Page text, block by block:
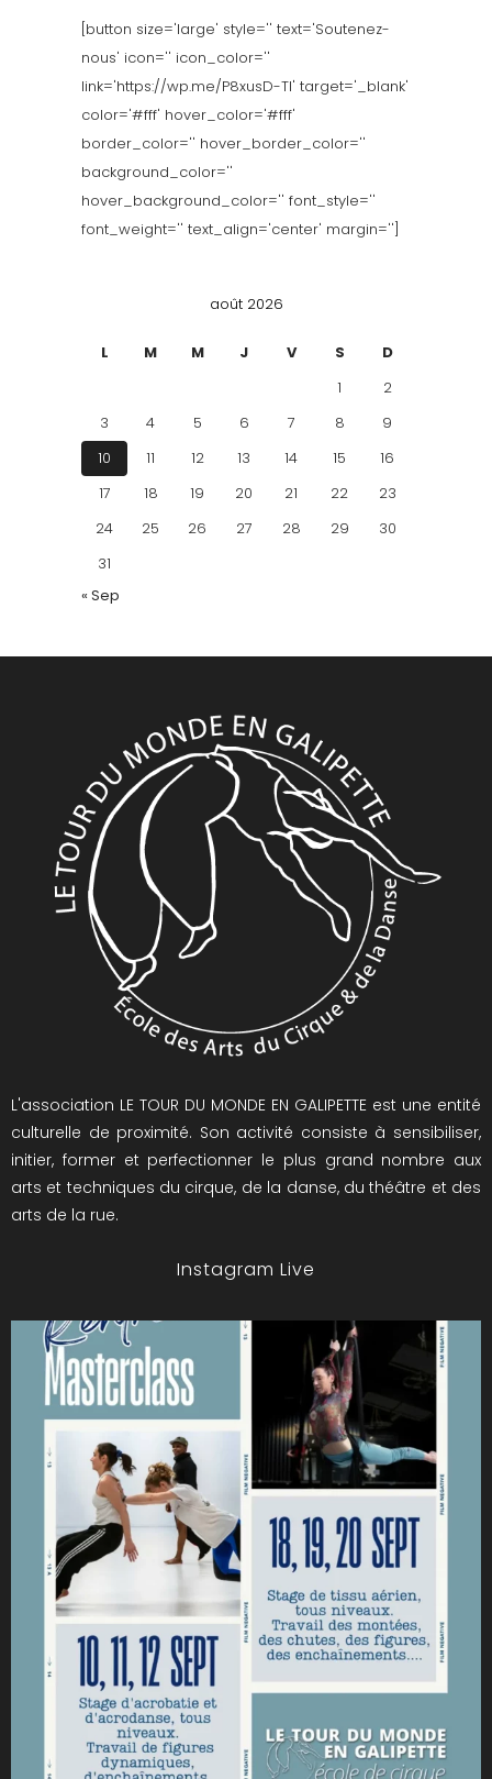
[button size='large' style='' text='Soutenez-
nous' icon='' icon_color=''
link='https://wp.me/P8xusD-TI' target='_blank'
color='#fff' hover_color='#fff'
border_color='' hover_border_color=''
background_color=''
hover_background_color='' font_style=''
font_weight='' text_align='center' margin='']
août 2026
L M M J V S
D
1
2
3
4 5 6 7 8
9
10
11 12 13 14 15
16
17
18 19 20 21 22
23
24
25 26 27 28 29
30
31
« Sep
L'association LE TOUR DU MONDE EN GALIPETTE est une entité
culturelle de proximité. Son activité consiste à sensibiliser,
initier, former et perfectionner le plus grand nombre aux
arts et techniques du cirque, de la danse, du théâtre et des
arts de la rue.
Instagram Live